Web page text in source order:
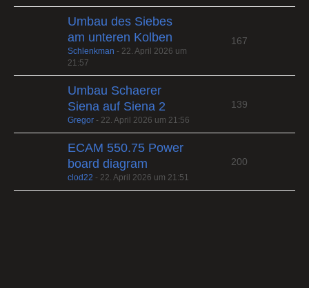
Umbau des Siebes
am unteren Kolben
Schlenkman - 22. April 2026 um
21:57
167
Umbau Schaerer
Siena auf Siena 2
Gregor - 22. April 2026 um 21:56
139
ECAM 550.75 Power
board diagram
clod22 - 22. April 2026 um 21:51
200